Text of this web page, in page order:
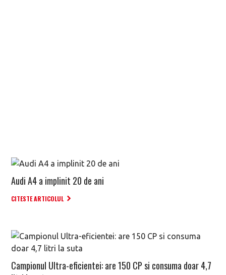
Audi A4 a implinit 20 de ani
CITESTE ARTICOLUL
Campionul Ultra-eficientei: are 150 CP si consuma doar 4,7